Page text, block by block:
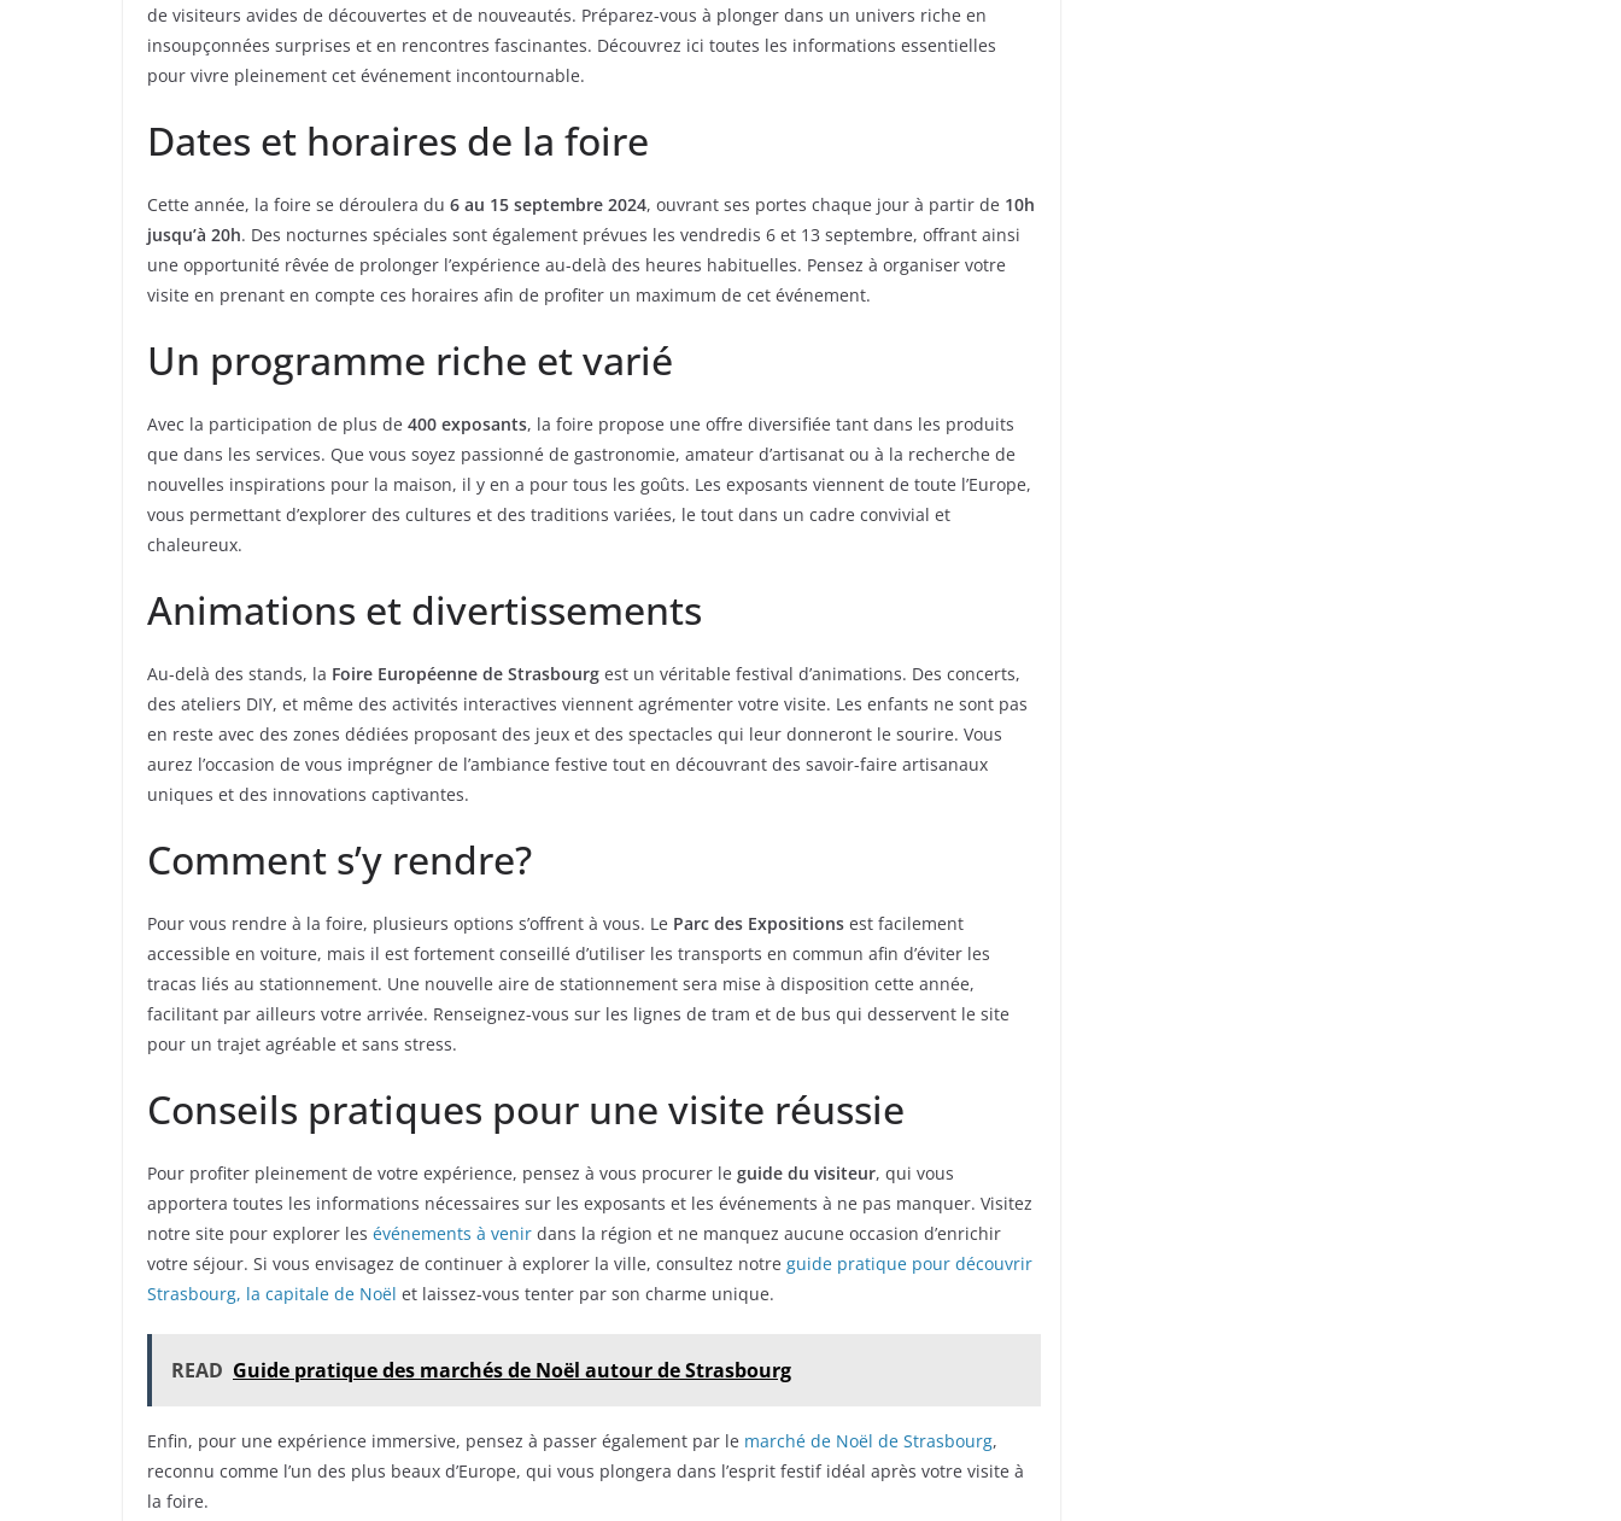
de visiteurs avides de découvertes et de nouveautés. Préparez-vous à plonger dans un univers riche en
insoupçonnées surprises et en rencontres fascinantes. Découvrez ici toutes les informations essentielles
pour vivre pleinement cet événement incontournable.
Dates et horaires de la foire
Cette année, la foire se déroulera du 6 au 15 septembre 2024, ouvrant ses portes chaque jour à partir de 10h
jusqu’à 20h. Des nocturnes spéciales sont également prévues les vendredis 6 et 13 septembre, offrant ainsi
une opportunité rêvée de prolonger l’expérience au-delà des heures habituelles. Pensez à organiser votre
visite en prenant en compte ces horaires afin de profiter un maximum de cet événement.
Un programme riche et varié
Avec la participation de plus de 400 exposants, la foire propose une offre diversifiée tant dans les produits
que dans les services. Que vous soyez passionné de gastronomie, amateur d’artisanat ou à la recherche de
nouvelles inspirations pour la maison, il y en a pour tous les goûts. Les exposants viennent de toute l’Europe,
vous permettant d’explorer des cultures et des traditions variées, le tout dans un cadre convivial et
chaleureux.
Animations et divertissements
Au-delà des stands, la Foire Européenne de Strasbourg est un véritable festival d’animations. Des concerts,
des ateliers DIY, et même des activités interactives viennent agrémenter votre visite. Les enfants ne sont pas
en reste avec des zones dédiées proposant des jeux et des spectacles qui leur donneront le sourire. Vous
aurez l’occasion de vous imprégner de l’ambiance festive tout en découvrant des savoir-faire artisanaux
uniques et des innovations captivantes.
Comment s’y rendre?
Pour vous rendre à la foire, plusieurs options s’offrent à vous. Le Parc des Expositions est facilement
accessible en voiture, mais il est fortement conseillé d’utiliser les transports en commun afin d’éviter les
tracas liés au stationnement. Une nouvelle aire de stationnement sera mise à disposition cette année,
facilitant par ailleurs votre arrivée. Renseignez-vous sur les lignes de tram et de bus qui desservent le site
pour un trajet agréable et sans stress.
Conseils pratiques pour une visite réussie
Pour profiter pleinement de votre expérience, pensez à vous procurer le guide du visiteur, qui vous
apportera toutes les informations nécessaires sur les exposants et les événements à ne pas manquer. Visitez
notre site pour explorer les événements à venir dans la région et ne manquez aucune occasion d’enrichir
votre séjour. Si vous envisagez de continuer à explorer la ville, consultez notre guide pratique pour découvrir
Strasbourg, la capitale de Noël et laissez-vous tenter par son charme unique.
READ Guide pratique des marchés de Noël autour de Strasbourg
Enfin, pour une expérience immersive, pensez à passer également par le marché de Noël de Strasbourg,
reconnu comme l’un des plus beaux d’Europe, qui vous plongera dans l’esprit festif idéal après votre visite à
la foire.